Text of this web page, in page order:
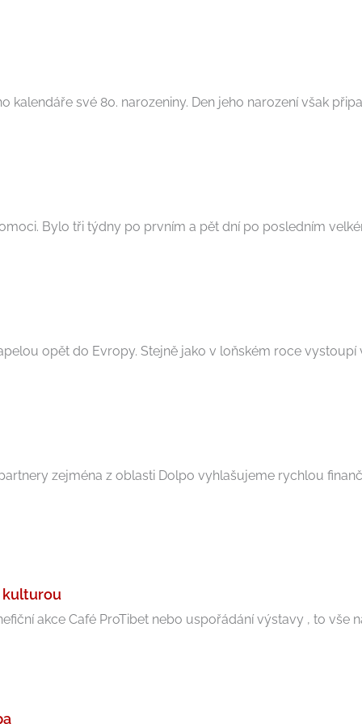
své 80. narozeniny. Den jeho narození však
Bylo tři týdny po prvním a pět dní po posledním
opět do Evropy. Stejně jako v loňském roce vystoupí
zejména z oblasti Dolpo vyhlašujeme rychlou
kulturou
akce Café ProTibet nebo uspořádání výstavy , to vše